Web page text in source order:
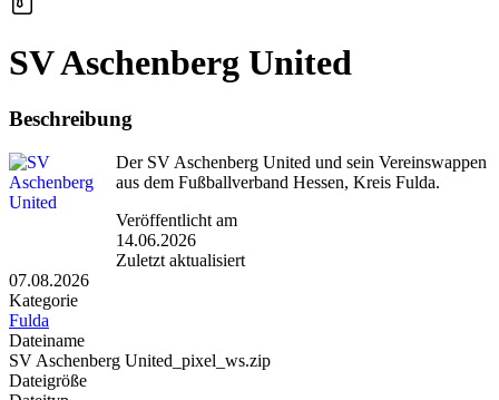
SV Aschenberg United
Beschreibung
Der SV Aschenberg United und sein Vereinswappen
aus dem Fußballverband Hessen, Kreis Fulda.
Veröffentlicht am
14.06.2026
Zuletzt aktualisiert
07.08.2026
Kategorie
Fulda
Dateiname
SV Aschenberg United_pixel_ws.zip
Dateigröße